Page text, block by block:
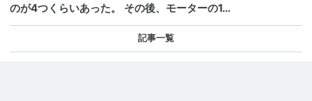
のが4つくらいあった。 その後、モーターの1…
記事一覧